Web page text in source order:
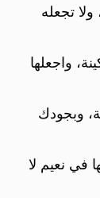
تجعله
واجعلها
وبجودك
في نعيم لا